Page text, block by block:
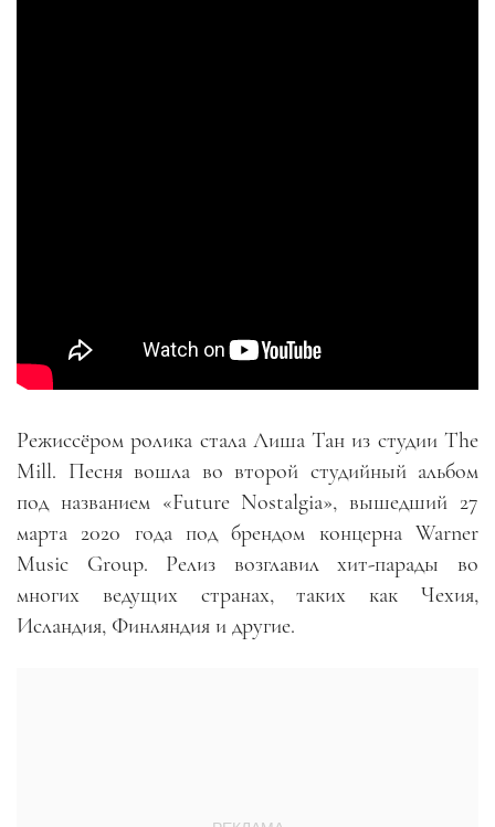
Режиссёром ролика стала Лиша Тан из студии The
Mill. Песня вошла во второй студийный альбом
под названием «Future Nostalgia», вышедший 27
марта 2020 года под брендом концерна Warner
Music Group. Релиз возглавил хит-парады во
многих ведущих странах, таких как Чехия,
Исландия, Финляндия и другие.